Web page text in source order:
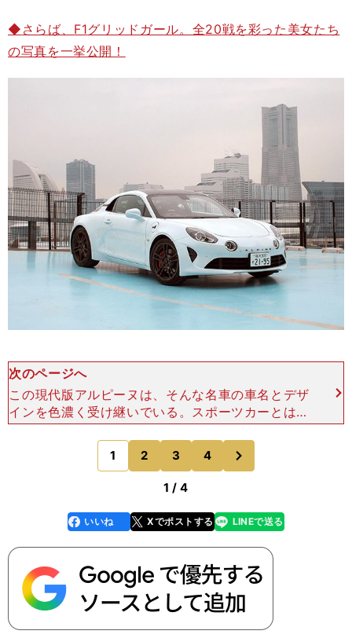
◆ さらば、 F1グリッドガール。全20戦を彩った美女たち
の写真を一挙公開！
次のページへ
この現代版アルピーヌは、そんな名車の車名とデザ
インを色濃く受け継いでいる。スポーツカーとは情
緒商品であり、購入層も世界的に中高年マニアがメ
インである。というわけで、スポーツカー業界では
あまり斬新なもの
1 2 3 4
のページへ
1 / 4
faceboo
k
いいね Xでポストする
line LINEで送る